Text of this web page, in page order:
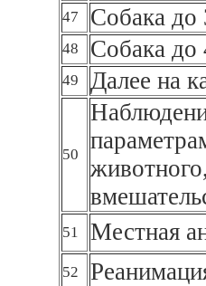
47 Собака до
48 Собака до
49 Далее на
50
51 Местная
52